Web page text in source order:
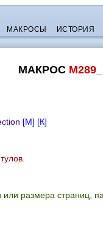
МАКРОСЫ ИСТОРИЯ
МАКРОС
[М] [К]
размера страниц,